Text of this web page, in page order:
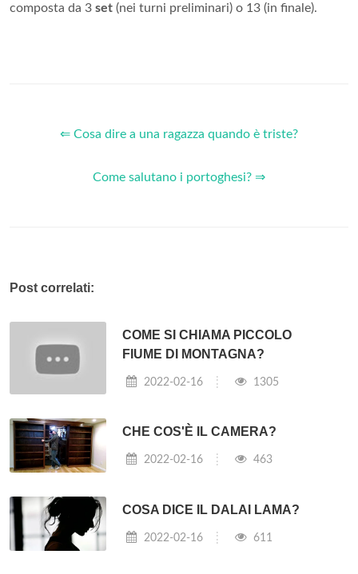
composta da 3 set (nei turni preliminari) o 13 (in finale).
⇐ Cosa dire a una ragazza quando è triste?
Come salutano i portoghesi? ⇒
Post correlati:
COME SI CHIAMA PICCOLO
FIUME DI MONTAGNA?
2022-02-16 1305
CHE COS'È IL CAMERA?
2022-02-16 463
COSA DICE IL DALAI LAMA?
2022-02-16 611